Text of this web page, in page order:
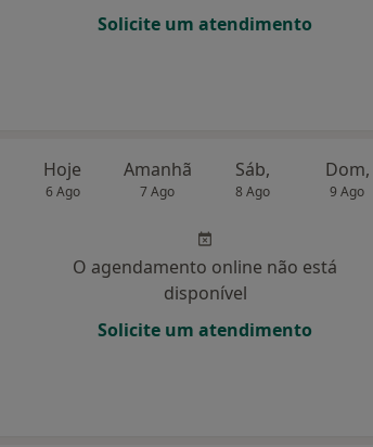
Solicite um atendimento
Hoje
6 Ago
Amanhã
7 Ago
Sáb,
8 Ago
Dom,
9 Ago
O agendamento online não está
disponível
Solicite um atendimento